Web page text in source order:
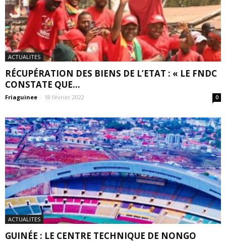
ACTUALITES
RÉCUPÉRATION DES BIENS DE L’ETAT : « LE FNDC
CONSTATE QUE...
Friaguinee - 18 février 2022 0
ACTUALITES
GUINÉE : LE CENTRE TECHNIQUE DE NONGO